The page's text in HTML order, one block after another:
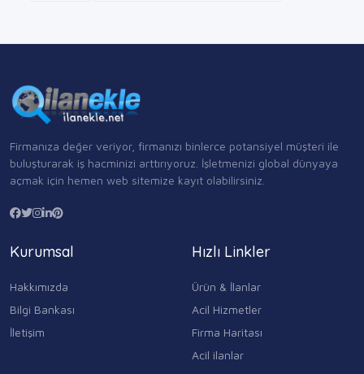
Firmanıza değer veriyor, firmanızı binlerce potansiyel müşteri ile
buluşturarak iş hacminizi arttırıyoruz. İşletmenizi global dünyaya
açmak için hemen web sitemize kayıt olabilirsiniz.
Kurumsal
Hakkımızda
Bilgi Bankası
İletişim
Hızlı Linkler
Ürün & İlanlar
Acil Hizmetler
Firma Haritası
Acil ilanlar